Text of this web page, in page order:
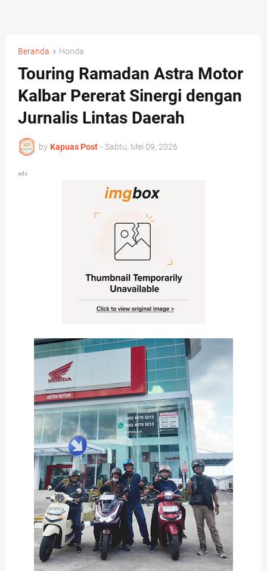
Beranda Honda
Touring Ramadan Astra Motor
Kalbar Pererat Sinergi dengan
Jurnalis Lintas Daerah
by Kapuas Post - Sabtu, Mei 09, 2026
ads